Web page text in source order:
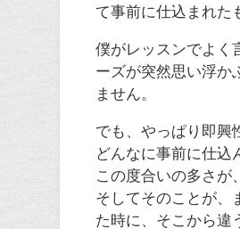
て事前に仕込まれた
僕がレッスンでよく
ーズが突然思い浮か
ません。
でも、やっぱり即興
どんなに事前に仕込
この度合いの多さが
そしてそのことが、
た時に、そこから違